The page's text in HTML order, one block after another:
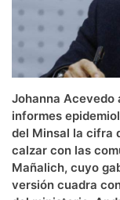
Johanna Acevedo
informes
del Minsal la cifra
calzar con las
Mañalich, cuyo
versión cuadra